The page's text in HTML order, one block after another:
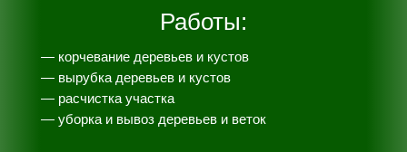
Работы:
— корчевание деревьев и кустов
— вырубка деревьев и кустов
— расчистка участка
— уборка и вывоз деревьев и веток